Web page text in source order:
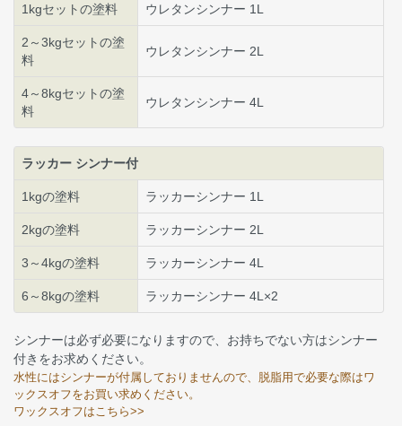
1kgセットの塗料 ウレタンシンナー 1L
2～3kgセットの塗
料
ウレタンシンナー 2L
4～8kgセットの塗
料
ウレタンシンナー 4L
ラッカー シンナー付
1kgの塗料 ラッカーシンナー 1L
2kgの塗料 ラッカーシンナー 2L
3～4kgの塗料 ラッカーシンナー 4L
6～8kgの塗料 ラッカーシンナー 4L×2
シンナーは必ず必要になりますので、お持ちでない方はシンナー
付きをお求めください。
水性にはシンナーが付属しておりませんので、脱脂用で必要な際はワ
ックスオフをお買い求めください。
ワックスオフはこちら>>